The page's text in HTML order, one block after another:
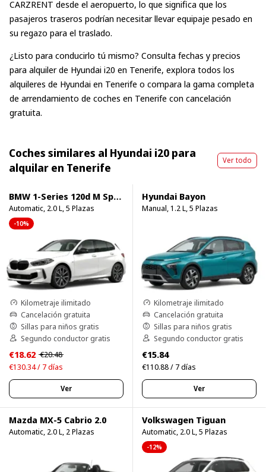
CARZRENT desde el aeropuerto, lo que significa que los
pasajeros traseros podrían necesitar llevar equipaje pesado en
su regazo para el traslado.
¿Listo para conducirlo tú mismo? Consulta fechas y precios
para alquiler de Hyundai i20 en Tenerife, explora todos los
alquileres de Hyundai en Tenerife o compara la gama completa
de arrendamiento de coches en Tenerife con cancelación
gratuita.
Coches similares al Hyundai i20 para
alquilar en Tenerife
Ver todo
BMW 1-Series 120d M Sport Pro
Automatic, 2.0 L, 5 Plazas
-10%
Kilometraje ilimitado
Cancelación gratuita
Sillas para niños gratis
Segundo conductor gratis
€18.62 €20.48
€130.34 / 7 días
Ver
Hyundai Bayon
Manual, 1.2 L, 5 Plazas
Kilometraje ilimitado
Cancelación gratuita
Sillas para niños gratis
Segundo conductor gratis
€15.84
€110.88 / 7 días
Ver
Mazda MX-5 Cabrio 2.0
Automatic, 2.0 L, 2 Plazas
Volkswagen Tiguan
Automatic, 2.0 L, 5 Plazas
-12%